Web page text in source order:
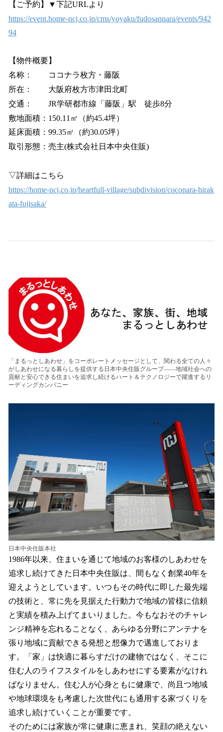
【ご予約】▼下記URLより
https://event.home-ncj.co.jp/cms/yoyaku/fudosannara/events/942
94
【物件概要】
名称： ココナラ枚方・藤阪
所在： 大阪府枚方市津田北町
交通： JR学研都市線「藤阪」駅 徒歩8分
敷地面積：150.11㎡（約45.4坪）
延床面積：99.35㎡（約30.05坪）
取引形態：売主(株式会社日本中央住販)
▽詳細はこちら
https://home-ncj.co.jp/heartfull-village/subdivision/coconara-hirak
ata-fujisaka/
「まるっとしあわせ」をコーポレートメッセージとして、関わる全ての人々
がしあわせになる暮らしを提供する日本中央住販グループ――地域社会への
貢献と安心できる住まいを追求し続けるハート＆テクノロジーで躍進するリ
ーディングカンパニー
日本中央住販本社
1986年以来、住まいを通じて地域のお客様のしあわせを
追求し続けてきた日本中央住販は、間もなく創業40年を
迎えようとしています。いつもその時代に即した最先端
の技術と、常に先を見据えた行動力で地域の皆様に信頼
と実績を積み上げてまいりました。今もなおそのチャレ
ンジ精神を忘れることなく、あらゆる分野にアンテナを
張り地域に貢献できる発想と想像力で邁進しておりま
す。「家」は快適に暮らすだけの建物ではなく、そこに
住む人のライフスタイルをしあわせにする要素がなけれ
ばなりません。住む人が心身ともに健康で、尚且つ地域
や地球環境をも考慮した次世代にも通用する家づくりを
追求し続けていくことが重要です。
そのためには家族が常に健康に恵まれ、笑顔の絶えない